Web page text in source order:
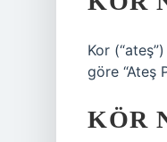
Kor
göre “Ateş
KÖR